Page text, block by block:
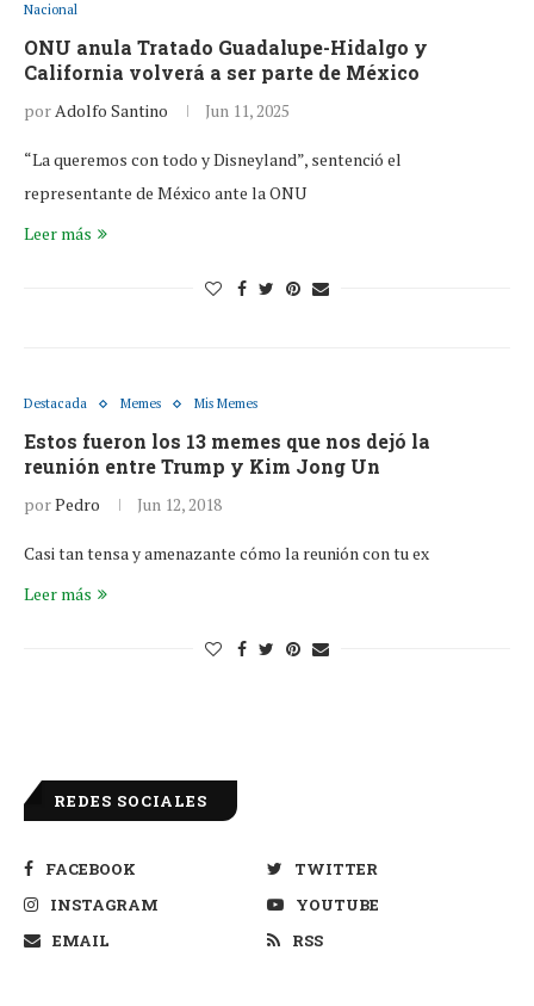
Nacional
ONU anula Tratado Guadalupe-Hidalgo y
California volverá a ser parte de México
porAdolfo Santino Jun 11, 2025
“La queremos con todo y Disneyland”, sentenció el
representante de México ante la ONU
Leer más
Destacada Memes Mis Memes
Estos fueron los 13 memes que nos dejó la
reunión entre Trump y Kim Jong Un
porPedro Jun 12, 2018
Casi tan tensa y amenazante cómo la reunión con tu ex
Leer más
REDES SOCIALES
FACEBOOK
TWITTER
INSTAGRAM
YOUTUBE
EMAIL
RSS